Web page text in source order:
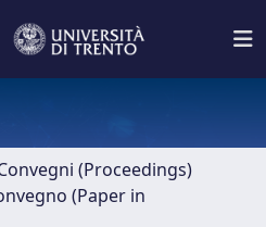
(Proceedings)
(Paper in